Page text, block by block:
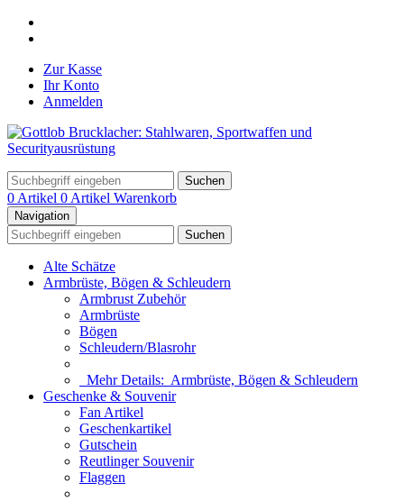
Zur Kasse
Ihr Konto
Anmelden
Suchen
0 Artikel 0 Artikel Warenkorb
Navigation
Suchen
Alte Schätze
Armbrüste, Bögen & Schleudern
Armbrust Zubehör
Armbrüste
Bögen
Schleudern/Blasrohr
Mehr Details: Armbrüste, Bögen & Schleudern
Geschenke & Souvenir
Fan Artikel
Geschenkartikel
Gutschein
Reutlinger Souvenir
Flaggen